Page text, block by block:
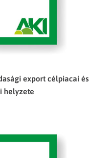
export célpiacai és
helyzete